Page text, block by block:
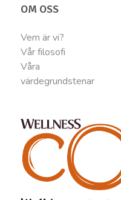
OM OSS
Vem är vi?
Vår filosofi
Våra
värdegrundstenar